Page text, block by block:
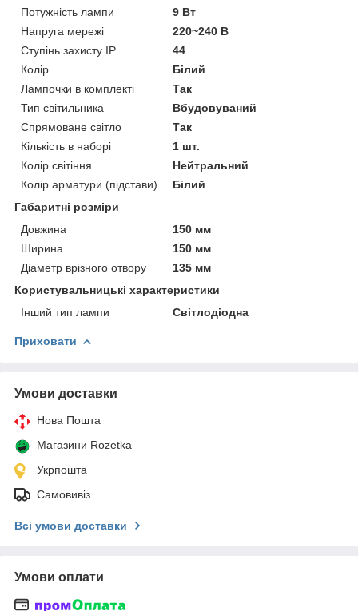
Потужність лампи
9 Вт
Напруга мережі
220~240 В
Ступінь захисту IP
44
Колір
Білий
Лампочки в комплекті
Так
Тип світильника
Вбудовуваний
Спрямоване світло
Так
Кількість в наборі
1 шт.
Колір світіння
Нейтральний
Колір арматури (підстави)
Білий
Габаритні розміри
Довжина
150 мм
Ширина
150 мм
Діаметр врізного отвору
135 мм
Користувальницькі характеристики
Інший тип лампи
Світлодіодна
Приховати
Умови доставки
Нова Пошта
Магазини Rozetka
Укрпошта
Самовивіз
Всі умови доставки
Умови оплати